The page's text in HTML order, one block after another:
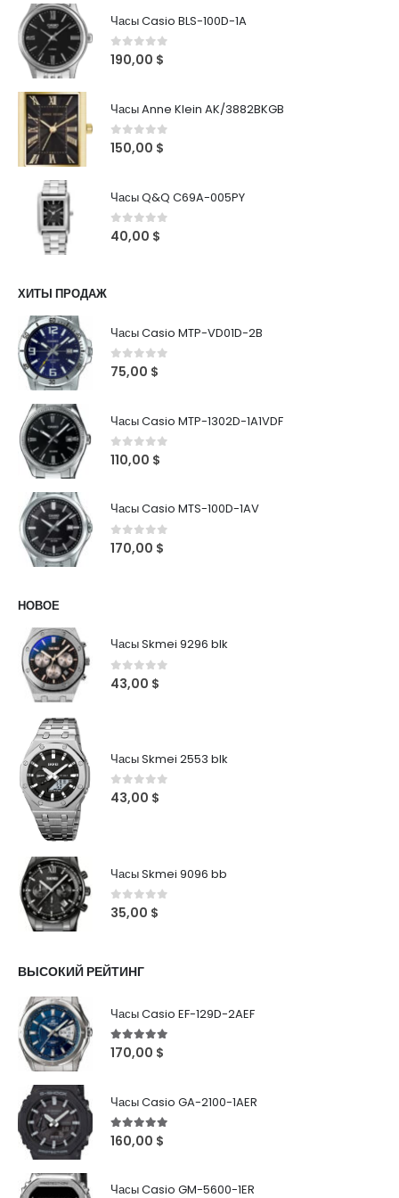
Часы Casio BLS-100D-1A
0out of 5
190,00 $
Часы Anne Klein AK/3882BKGB
0out of 5
150,00 $
Часы Q&Q C69A-005PY
0 out of 5
40,00 $
ХИТЫ ПРОДАЖ
Часы Casio MTP-VD01D-2B
0out of 5
75,00 $
Часы Casio MTP-1302D-1A1VDF
0out of 5
110,00 $
Часы Casio MTS-100D-1AV
0out of 5
170,00 $
НОВОЕ
Часы Skmei 9296 blk
0 out of 5
43,00 $
Часы Skmei 2553 blk
0 out of 5
43,00 $
Часы Skmei 9096 bb
0out of 5
35,00 $
ВЫСОКИЙ РЕЙТИНГ
Часы Casio EF-129D-2AEF
5out of 5
170,00 $
Часы Casio GA-2100-1AER
5out of 5
160,00 $
Часы Casio GM-5600-1ER